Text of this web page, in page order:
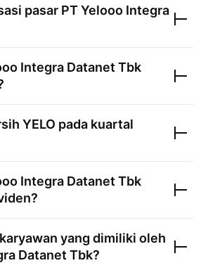
pasar PT Yelooo Integra
Integra Datanet Tbk
YELO pada kuartal
Integra Datanet Tbk
yang dimiliki oleh
Datanet Tbk?